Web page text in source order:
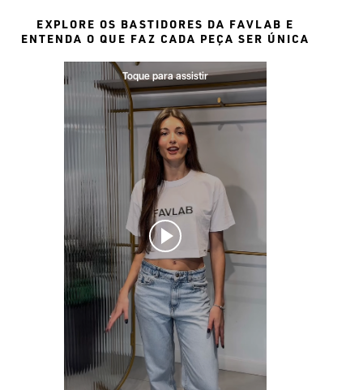
EXPLORE OS BASTIDORES DA FAVLAB E
ENTENDA O QUE FAZ CADA PEÇA SER ÚNICA